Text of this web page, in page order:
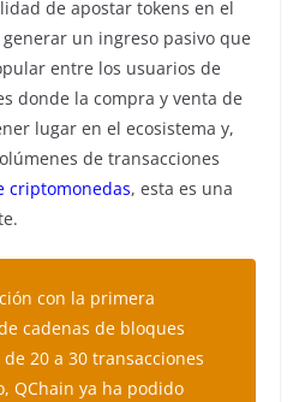
de apostar tokens en el
un ingreso pasivo que
entre los usuarios de
donde la compra y venta de
lugar en el ecosistema y,
de transacciones
criptomonedas, esta es una
con la primera
cadenas de bloques
20 a 30 transacciones
QChain ya ha podido